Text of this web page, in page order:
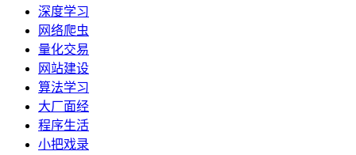
深度学习
网络爬虫
量化交易
网站建设
算法学习
大厂面经
程序生活
小把戏录